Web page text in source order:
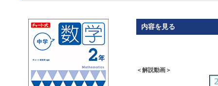
内容を見る
＜解説動画＞